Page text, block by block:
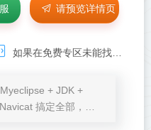
请预览详情页
Java调试服务
如果在免费专区未能找到满意的源码项目，如需
+ JDK +
搞定全部，